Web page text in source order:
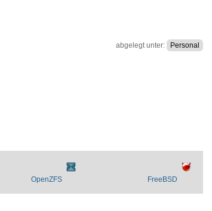
abgelegt unter: Personal
OpenZFS FreeBSD